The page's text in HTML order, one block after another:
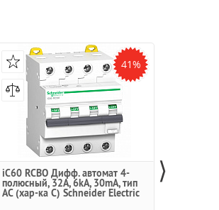
41%
iC60 RCBO Дифф. автомат 4-
полюсный, 32А, 6kА, 30mA, тип
AC (хар-ка C) Schneider Electric
⟩